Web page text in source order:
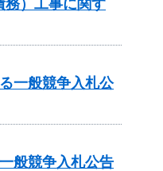
）工事に関す
一般競争入札公
般競争入札公告